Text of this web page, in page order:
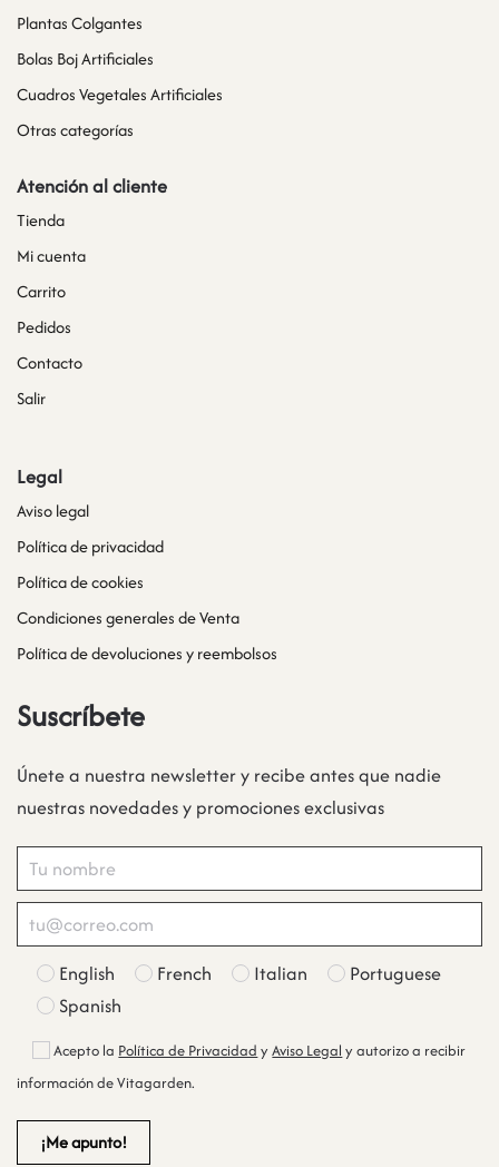
Plantas Colgantes
Bolas Boj Artificiales
Cuadros Vegetales Artificiales
Otras categorías
Atención al cliente
Tienda
Mi cuenta
Carrito
Pedidos
Contacto
Salir
Legal
Aviso legal
Política de privacidad
Política de cookies
Condiciones generales de Venta
Política de devoluciones y reembolsos
Suscríbete
Únete a nuestra newsletter y recibe antes que nadie
nuestras novedades y promociones exclusivas
English French Italian
Portuguese
Spanish
Acepto la Política de Privacidad yAviso Legal y autorizo a recibir
información de Vitagarden.